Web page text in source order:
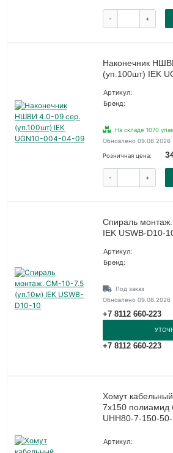
- +
Наконечник
(уп.100шт) IEK
Артикул:
Бренд:
На складе 1070 упак.
Обновлено 09.08.2026
Розничная цена:
- +
Спираль
IEK USWB-D10-
Артикул:
Бренд:
Под заказ
Обновлено 09.08.2026
+7 8112 660-223
+7 8112 660-223
Хомут
7х150 полиамид
UHH80-7-150-
Артикул: